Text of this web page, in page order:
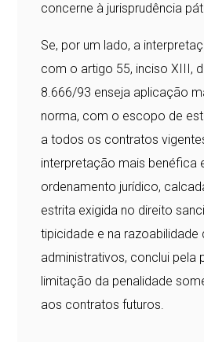
concerne à jurisprudência
Se, por um lado, a
com o artigo 55, inciso XIII,
8.666/93 enseja aplicação
norma, com o escopo de
a todos os contratos
interpretação mais benéfica
ordenamento jurídico,
estrita exigida no direito
tipicidade e na razoabilidade
administrativos, conclui pela
limitação da penalidade
aos contratos futuros.